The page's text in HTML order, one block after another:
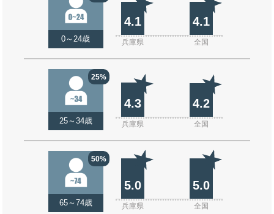
0～24歳
4.1 4.1
兵庫県 全国
25%
25～34歳
4.3 4.2
兵庫県 全国
50%
65～74歳
5.0 5.0
兵庫県 全国